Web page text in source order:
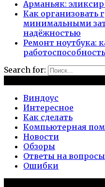
Арманьяк:
Как организовать
минимальными
надёжностью
Ремонт ноутбука:
Search for:
Виндоус
Интересное
Как сделать
Компьютерная
Новости
Обзоры
Ответы на вопросы
Ошибки